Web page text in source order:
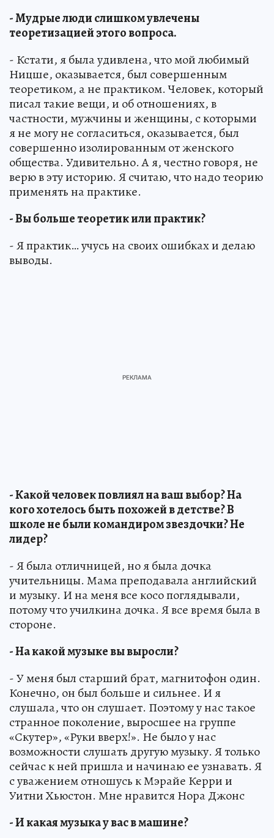
- Мудрые люди слишком увлечены
теоретизацией этого вопроса.
- Кстати, я была удивлена, что мой любимый
Ницше, оказывается, был совершенным
теоретиком, а не практиком. Человек, который
писал такие вещи, и об отношениях, в
частности, мужчины и женщины, с которыми
я не могу не согласиться, оказывается, был
совершенно изолированным от женского
общества. Удивительно. А я, честно говоря, не
верю в эту историю. Я считаю, что надо теорию
применять на практике.
- Вы больше теоретик или практик?
- Я практик… учусь на своих ошибках и делаю
выводы.
- Какой человек повлиял на ваш выбор? На
кого хотелось быть похожей в детстве? В
школе не были командиром звездочки? Не
лидер?
- Я была отличницей, но я была дочка
учительницы. Мама преподавала английский
и музыку. И на меня все косо поглядывали,
потому что училкина дочка. Я все время была в
стороне.
- На какой музыке вы выросли?
- У меня был старший брат, магнитофон один.
Конечно, он был больше и сильнее. И я
слушала, что он слушает. Поэтому у нас такое
странное поколение, выросшее на группе
«Скутер», «Руки вверх!». Не было у нас
возможности слушать другую музыку. Я только
сейчас к ней пришла и начинаю ее узнавать. Я
с уважением отношусь к Мэрайе Керри и
Уитни Хьюстон. Мне нравится Нора Джонс
- И какая музыка у вас в машине?